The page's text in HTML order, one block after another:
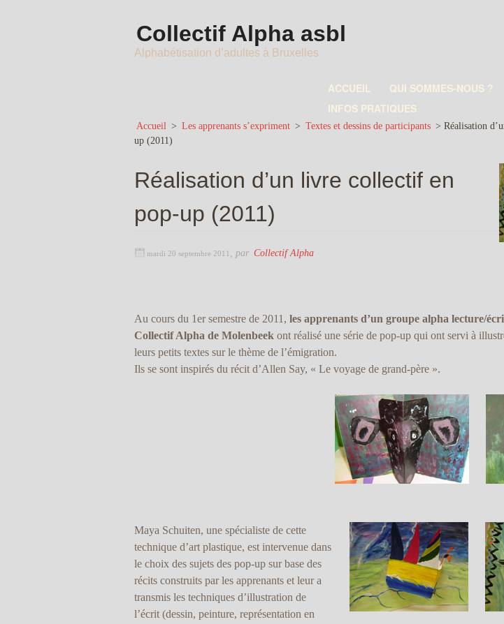
Collectif Alpha asbl
Alphabétisation d’adultes à Bruxelles
ACCUEIL QUI SOMMES-NOUS ?
INFOS PRATIQUES
Accueil > Les apprenants s’expriment > Textes et dessins de participants > Réalisation
up (2011)
Réalisation d’un livre collectif en
pop-up (2011)
mardi 20 septembre 2011 par Collectif Alpha
Au cours du 1er semestre de 2011, les apprenants d’un groupe alpha lecture/
Collectif Alpha de Molenbeek ont réalisé une série de pop-up qui ont servi à
leurs petits textes sur le thème de l’émigration.
Ils se sont inspirés du récit d’Allen Say, « Le voyage de grand-père ».
Maya Schuiten, une spécialiste de cette
technique d’art plastique, est intervenue dans
le choix des sujets des pop-up sur base des
récits construits par les apprenants et leur a
transmis les techniques d’illustration de
l’écrit (dessin, peinture, représentation en